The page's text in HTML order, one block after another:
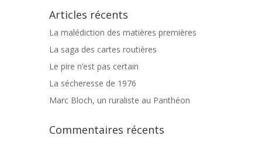
Articles récents
La malédiction des matières premières
La saga des cartes routières
Le pire n’est pas certain
La sécheresse de 1976
Marc Bloch, un ruraliste au Panthéon
Commentaires récents